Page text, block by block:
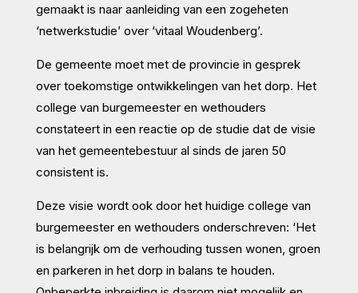
gemaakt is naar aanleiding van een zogeheten
‘netwerkstudie’ over ‘vitaal Woudenberg’.
De gemeente moet met de provincie in gesprek
over toekomstige ontwikkelingen van het dorp. Het
college van burgemeester en wethouders
constateert in een reactie op de studie dat de visie
van het gemeentebestuur al sinds de jaren 50
consistent is.
Deze visie wordt ook door het huidige college van
burgemeester en wethouders onderschreven: ‘Het
is belangrijk om de verhouding tussen wonen, groen
en parkeren in het dorp in balans te houden.